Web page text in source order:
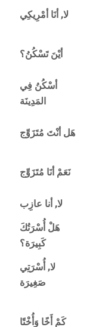
لا, أنَا أمْرِيكِي
أيْنَ تَسْكُنُ؟
أسْكُنُ فِي
المَدِينَة
هَل أنْتَ مُتَزَوِّج
نَعَمْ أنَا مُتَزَوِّج
لا, أنا عازِب
هَلْ أُسْرَتُكَ
كَبِيرَة؟
لا, أُسْرَتِي
صَغِيرَة
كَمْ أَخًا وَأُخْتًا